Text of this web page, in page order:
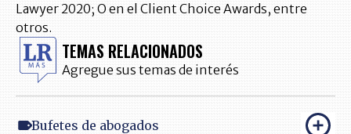
Lawyer 2020; O en el Client Choice Awards, entre
otros.
TEMAS RELACIONADOS
Agregue sus temas de interés
Bufetes de abogados